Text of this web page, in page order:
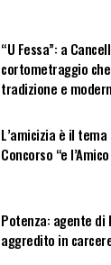
“U Fessa”: a
cortometraggio
tradizione e
L’amicizia è il
Concorso “e
Potenza: agente
aggredito in